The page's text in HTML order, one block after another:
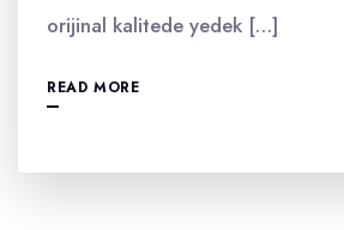
orijinal kalitede yedek […]
READ MORE